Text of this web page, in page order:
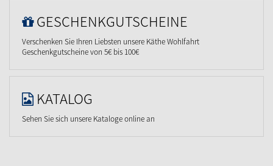
GESCHENKGUTSCHEINE
Verschenken Sie Ihren Liebsten unsere Käthe Wohlfahrt
Geschenkgutscheine von 5€ bis 100€
KATALOG
Sehen Sie sich unsere Kataloge online an